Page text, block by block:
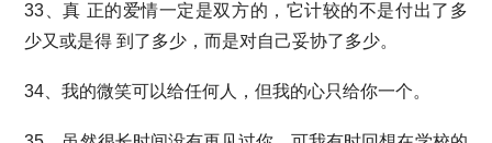
33、真 正的爱情一定是双方的，它计较的不是付出了多
少又或是得 到了多少，而是对自己妥协了多少。
34、我的微笑可以给任何人，但我的心只给你一个。